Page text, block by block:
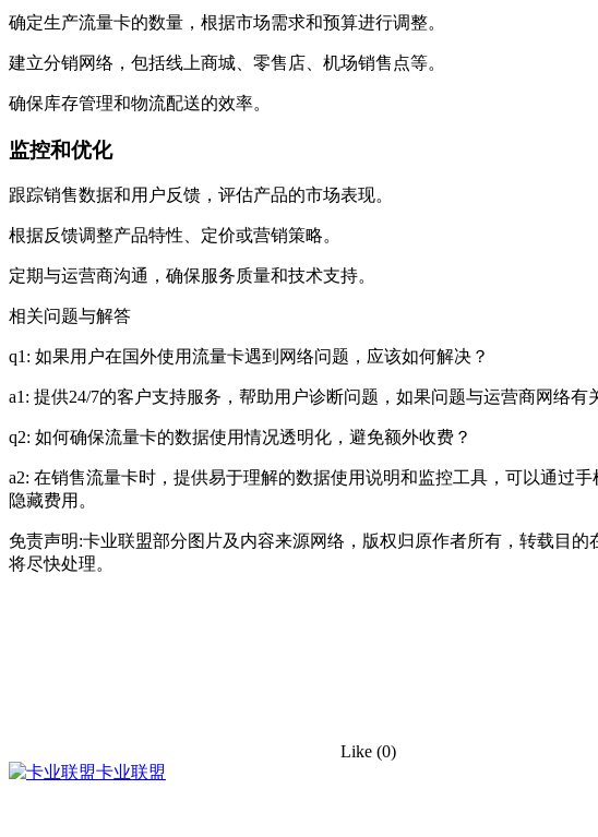
确定生产流量卡的数量，根据市场需求和预算进行调整。
建立分销网络，包括线上商城、零售店、机场销售点等。
确保库存管理和物流配送的效率。
监控和优化
跟踪销售数据和用户反馈，评估产品的市场表现。
根据反馈调整产品特性、定价或营销策略。
定期与运营商沟通，确保服务质量和技术支持。
相关问题与解答
q1: 如果用户在国外使用流量卡遇到网络问题，应该如何解决？
a1: 提供24/7的客户支持服务，帮助用户诊断问题，如果问题与运营商网络
q2: 如何确保流量卡的数据使用情况透明化，避免额外收费？
a2: 在销售流量卡时，提供易于理解的数据使用说明和监控工具，可以通过
隐藏费用。
免责声明:卡业联盟部分图片及内容来源网络，版权归原作者所有，转载目
将尽快处理。
Like (0)
卡业联盟